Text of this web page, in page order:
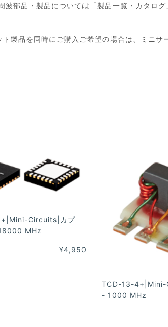
部品・製品については「製品一覧・カタログ
製品を同時にご購入ご希望の場合は、ミニサ
Circuits|カプ
MHz
¥4,950
TCD-13-
- 1000 MHz